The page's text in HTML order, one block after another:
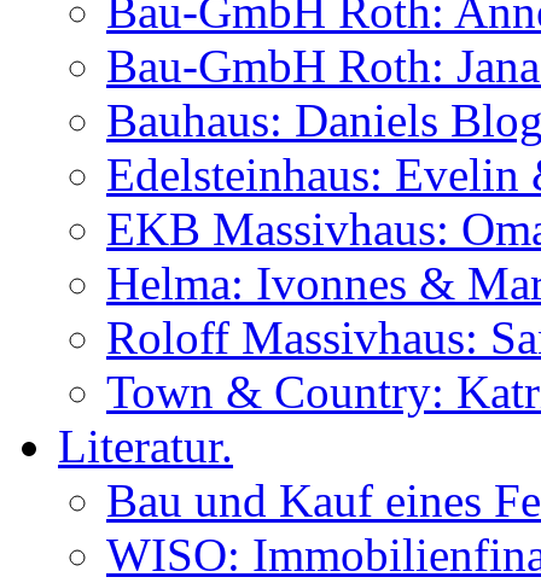
Bau-GmbH Roth:
Bau-GmbH Roth:
Bauhaus: Daniels
Edelsteinhaus:
EKB Massivhaus:
Helma: Ivonnes &
Roloff Massivhaus:
Town & Country:
Literatur.
Bau und Kauf eines
WISO: